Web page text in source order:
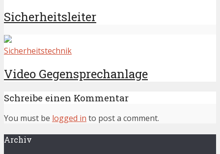
Sicherheitsleiter
Sicherheitstechnik
Video Gegensprechanlage
Schreibe einen Kommentar
You must be logged in to post a comment.
Archiv